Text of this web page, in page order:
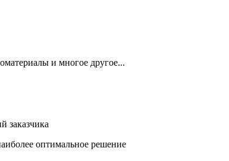
и многое другое...
заказчика
оптимальное решение